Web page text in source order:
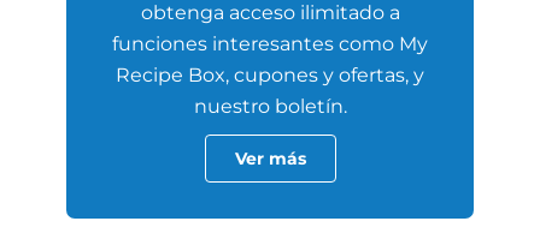
obtenga acceso ilimitado a
funciones interesantes como My
Recipe Box, cupones y ofertas, y
nuestro boletín.
Ver más